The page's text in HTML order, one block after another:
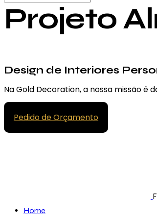
Projeto
Design de Interiores
Na Gold Decoration, a nossa missão é
Pedido de Orçamento
Home